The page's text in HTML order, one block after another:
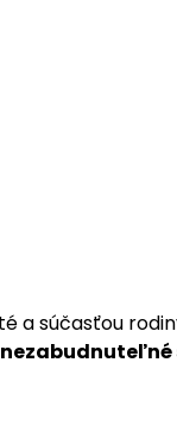
a súčasťou
nezabudnuteľné